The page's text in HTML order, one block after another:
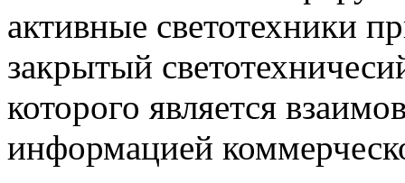
активные светотехники
закрытый
которого является
информацией